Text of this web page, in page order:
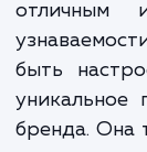
быстрый и
стоимость
ваши